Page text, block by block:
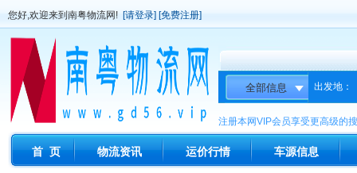
您好,欢迎来到南粤物流网! [请登录] [免费注册]
出发地：
注册本网VIP会员享受更高级的
首 页 物流资讯 运价行情 车源信息